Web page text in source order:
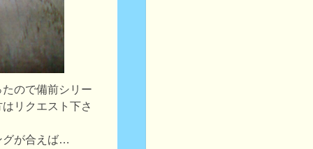
ので備前シリー
リクエスト下さ
グが合えば…